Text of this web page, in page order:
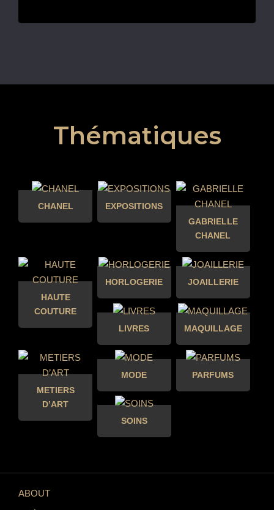
Thématiques
CHANEL
EXPOSITIONS
GABRIELLE
CHANEL
HAUTE
COUTURE
HORLOGERIE JOAILLERIE
LIVRES MAQUILLAGE
METIERS
D’ART
MODE PARFUMS
SOINS
ABOUT